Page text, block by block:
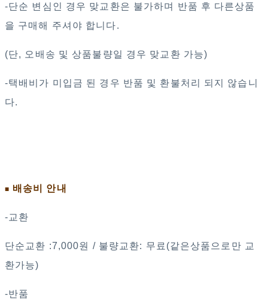
-단순 변심인 경우 맞교환은 불가하며 반품 후 다른상품
을 구매해 주셔야 합니다.
(단, 오배송 및 상품불량일 경우 맞교환 가능)
-택배비가 미입금 된 경우 반품 및 환불처리 되지 않습니
다.
■ 배송비 안내
-교환
단순교환 :7,000원 / 불량교환: 무료(같은상품으로만 교
환가능)
-반품